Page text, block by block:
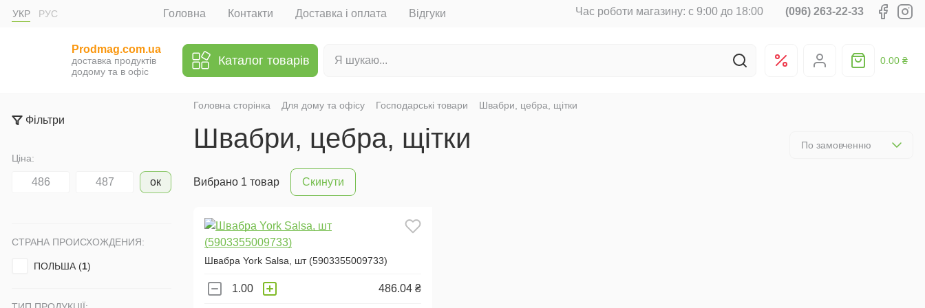
УКР РУС Головна Контакти Доставка і оплата Відгуки Час роботи магазину: с 9:00 до 18:00 (096) 263-22-33
Prodmag.com.ua
доставка продуктів
додому та в офіс
Каталог товарів 0.00 ₴
Фільтри
Ціна:
ок
СТРАНА ПРОИСХОЖДЕНИЯ:
ПОЛЬША (1)
Головна сторінка Для дому та офісу Господарські товари Швабри, цебра, щітки
Швабри, цебра, щітки По замовченню
Вибрано 1 товар Скинути
Швабра York Salsa, шт (5903355009733)
486.04 ₴